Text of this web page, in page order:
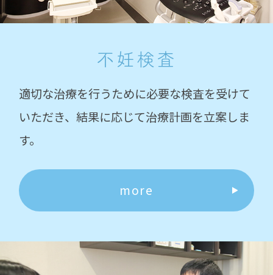
不妊検査
適切な治療を行うために必要な検査を受けて
いただき、結果に応じて治療計画を立案しま
す。
more